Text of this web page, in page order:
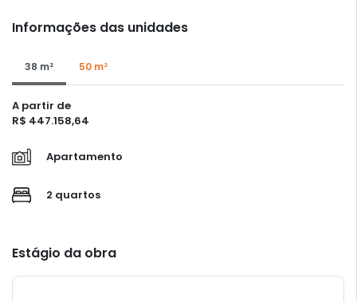
Informações das unidades
38 m² 50 m²
A partir de
R$ 447.158,64
Apartamento
2 quartos
Estágio da obra